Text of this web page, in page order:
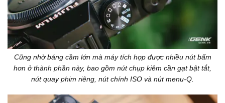
Cũng nhờ báng cầm lớn mà máy tích hợp được nhiều nút bấm
hơn ở thành phần này, bao gồm nút chụp kiêm cần gạt bật tắt,
nút quay phim riêng, nút chính ISO và nút menu-Q.